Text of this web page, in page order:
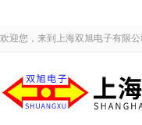
欢迎您，来到上海双旭电子有限公